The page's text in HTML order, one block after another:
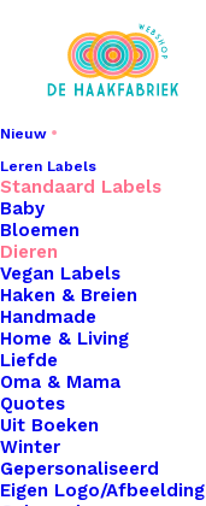
Nieuw
Leren Labels
Standaard Labels
Baby
Bloemen
Dieren
Vegan Labels
Haken & Breien
Handmade
Home & Living
Liefde
Oma & Mama
Quotes
Uit Boeken
Winter
Gepersonaliseerd
Eigen Logo/Afbeelding